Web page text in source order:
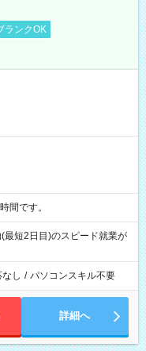
ランクOK
5時間です。
最短2日目)のスピード就業が
し / パソコンスキル不要
詳細へ